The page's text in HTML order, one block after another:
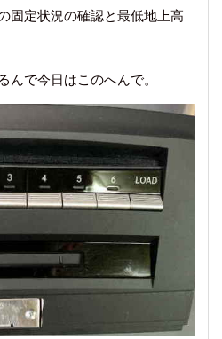
固定状況の確認と最低地上高
んで今日はこのへんで。